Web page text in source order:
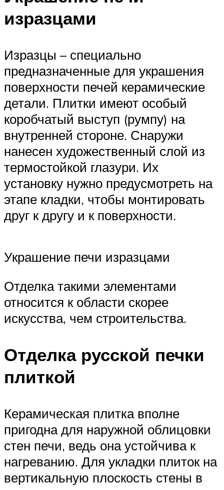
изразцами
Изразцы – специально
предназначенные для украшения
поверхности печей керамические
детали. Плитки имеют особый
коробчатый выступ (румпу) на
внутренней стороне. Снаружи
нанесен художественный слой из
термостойкой глазури. Их
установку нужно предусмотреть на
этапе кладки, чтобы монтировать
друг к другу и к поверхности.
Украшение печи изразцами
Отделка такими элементами
относится к области скорее
искусства, чем строительства.
Отделка русской печки
плиткой
Керамическая плитка вполне
пригодна для наружной облицовки
стен печи, ведь она устойчива к
нагреванию. Для укладки плиток на
вертикальную плоскость стены в